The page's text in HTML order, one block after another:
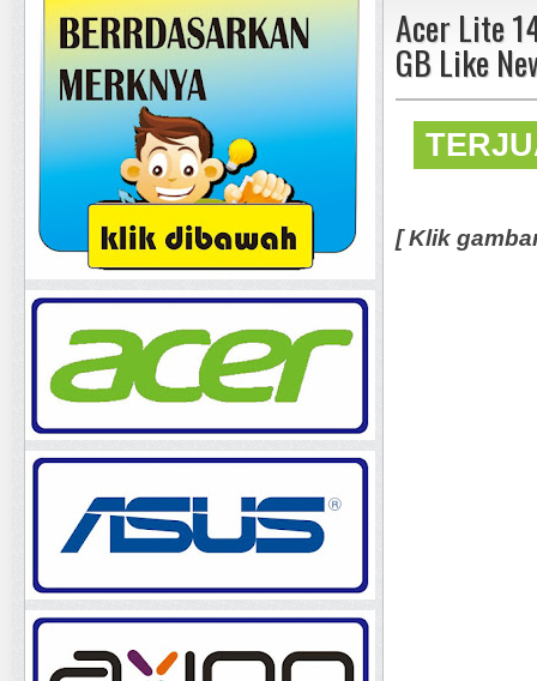
Acer Lite
GB Like
[ Klik